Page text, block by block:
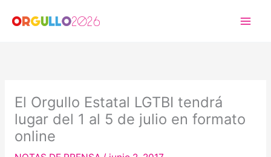
El Orgullo Estatal LGTBI tendrá
lugar del 1 al 5 de julio en formato
online